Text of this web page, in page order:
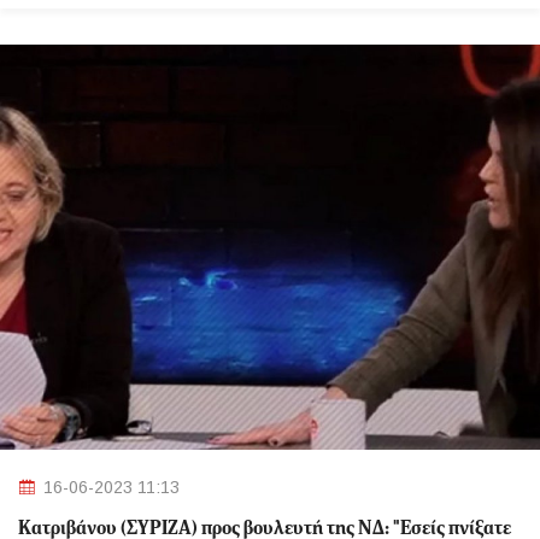
16-06-2023 11:13
Κατριβάνου (ΣΥΡΙΖΑ) προς βουλευτή της ΝΔ: "Εσείς πνίξατε